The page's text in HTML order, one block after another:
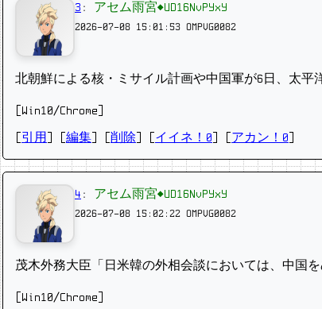
3 : アセム雨宮◆UD16NvPYxY
2026-07-08 15:01:53 OMPVG0082
北朝鮮による核・ミサイル計画や中国軍が6日、太
[Win10/Chrome]
引用 編集 削除 イイネ！0 アカン！0
4 : アセム雨宮◆UD16NvPYxY
2026-07-08 15:02:22 OMPVG0082
茂木外務大臣「日米韓の外相会談においては、中国
[Win10/Chrome]